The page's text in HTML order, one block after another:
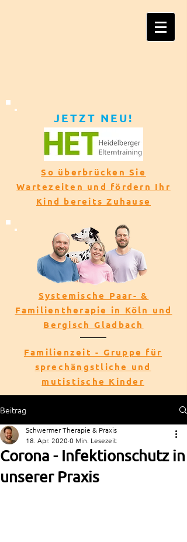
JETZT NEU!​​
So überbrücken Sie
Wartezeiten und fördern Ihr
Kind bereits Zuhause
Systemische Paar- &
Familientherapie in Köln und
Bergisch Gladbach
Familienzeit - Gruppe für
sprechängstliche und
mutistische Kinder
Beitrag
Corona - Infektionschutz in
unserer Praxis
Schwermer Therapie & Praxis
18. Apr. 2020 0 Min. Lesezeit